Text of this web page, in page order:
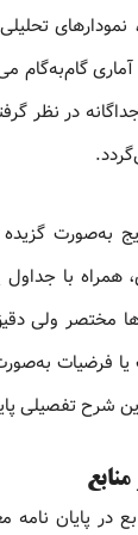
گام‌به‌گام
در نظر
به‌صورت
همراه با جداول
مختصر ولی
یا فرضیات
شرح تفصیلی
در پایان